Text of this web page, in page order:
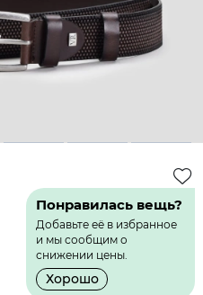
4 5 6
Понравилась вещь?
Добавьте её в избранное
и мы сообщим о
снижении цены.
Хорошо